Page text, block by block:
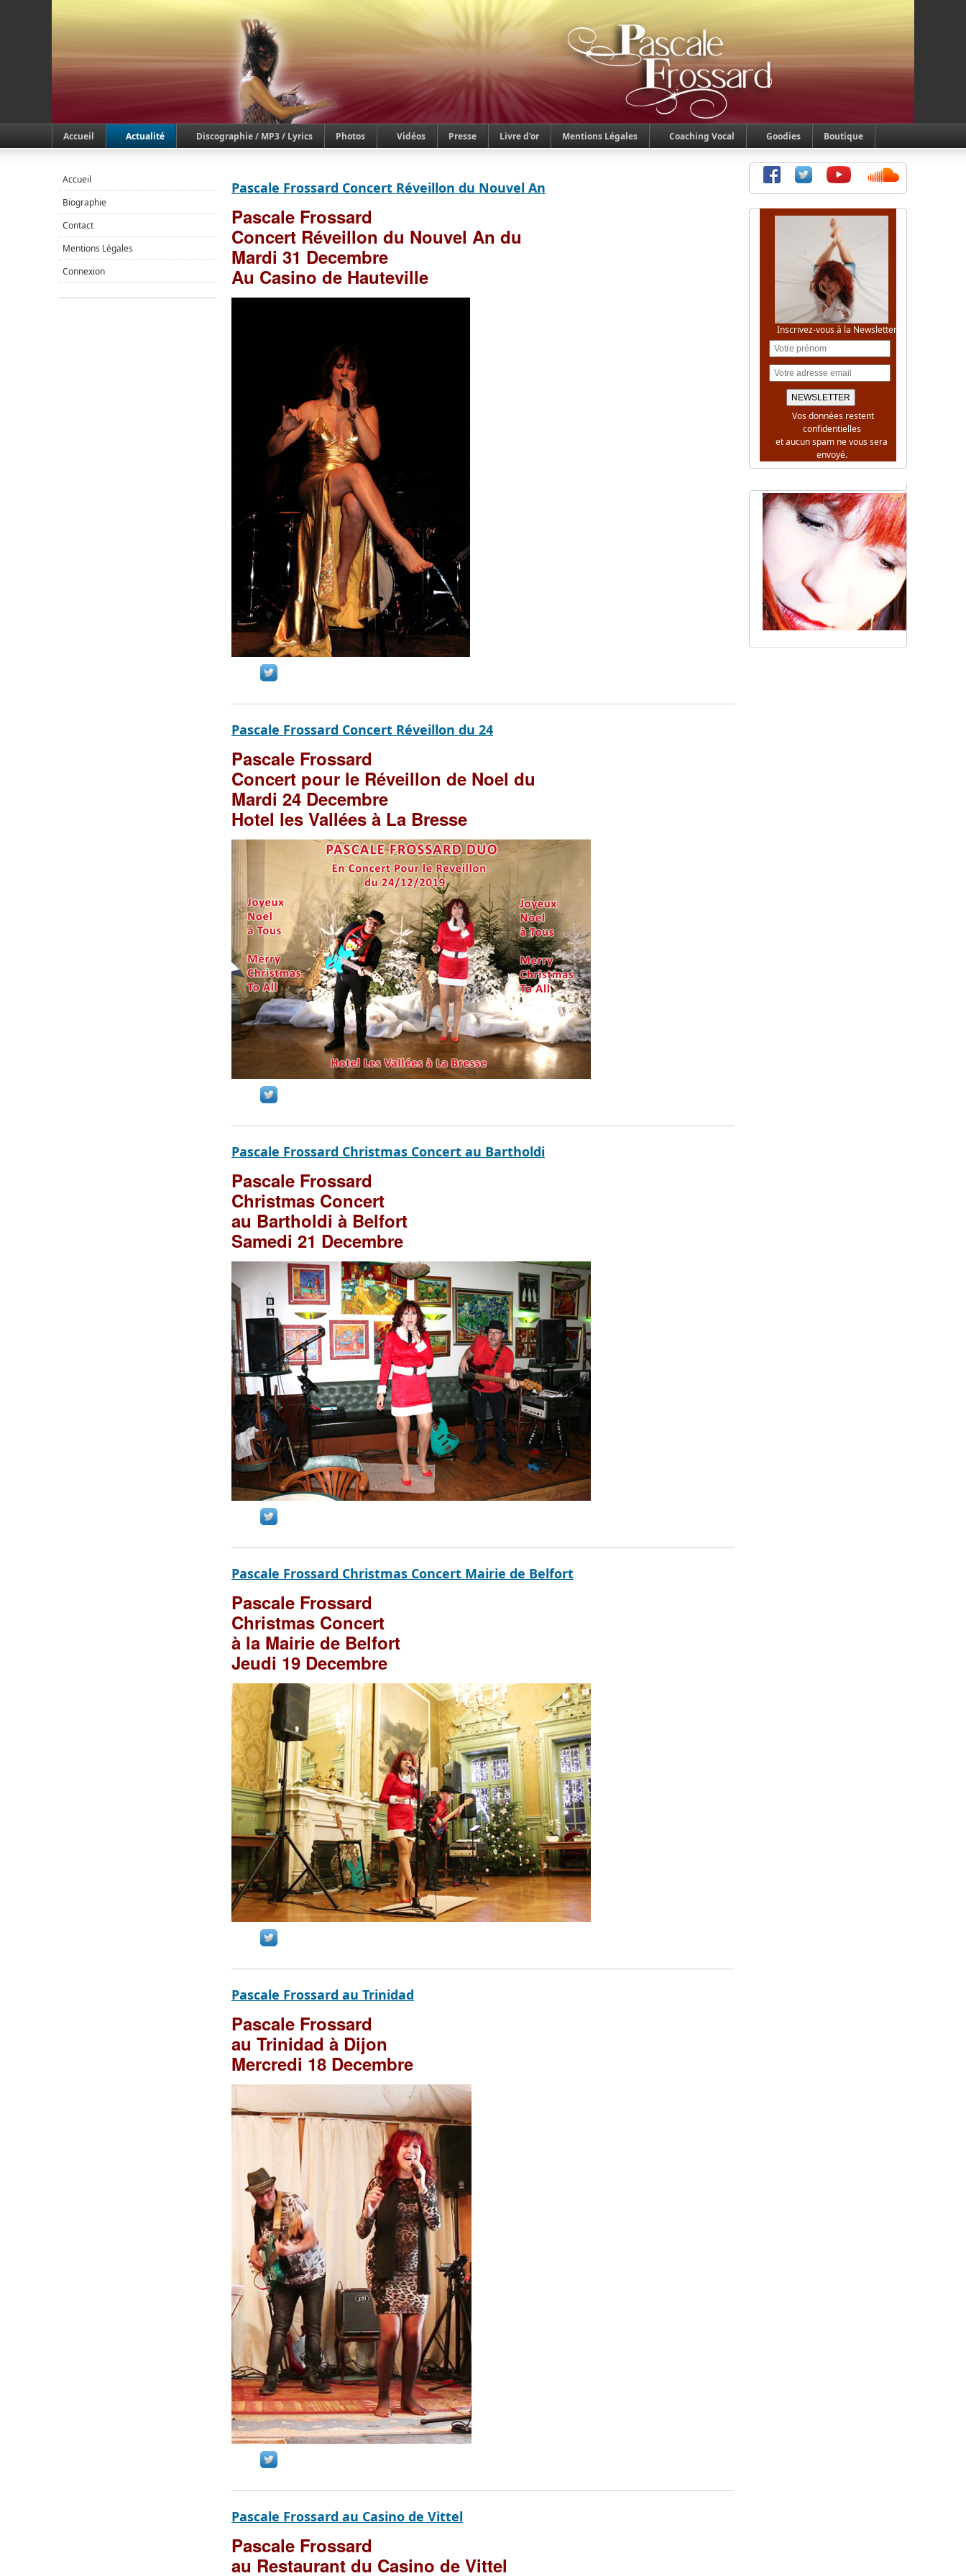
Accueil Actualité Discographie / MP3 / Lyrics Photos Vidéos Presse Livre d'or Mentions Légales Coaching Vocal Goodies Boutique
Pascale Frossard Concert Réveillon du Nouvel An
Pascale Frossard
Concert Réveillon du Nouvel An du
Mardi 31 Decembre
Au Casino de Hauteville
Pascale Frossard Concert Réveillon du 24
Pascale Frossard
Concert pour le Réveillon de Noel du
Mardi 24 Decembre
Hotel les Vallées à La Bresse
Pascale Frossard Christmas Concert au Bartholdi
Pascale Frossard
Christmas Concert
au Bartholdi à Belfort
Samedi 21 Decembre
Pascale Frossard Christmas Concert Mairie de Belfort
Pascale Frossard
Christmas Concert
à la Mairie de Belfort
Jeudi 19 Decembre
Pascale Frossard au Trinidad
Pascale Frossard
au Trinidad à Dijon
Mercredi 18 Decembre
Pascale Frossard au Casino de Vittel
Pascale Frossard
au Restaurant du Casino de Vittel
Accueil
Biographie
Contact
Mentions Légales
Connexion
Inscrivez-vous à la Newsletter
Vos données restent
confidentielles
et aucun spam ne vous sera
envoyé.